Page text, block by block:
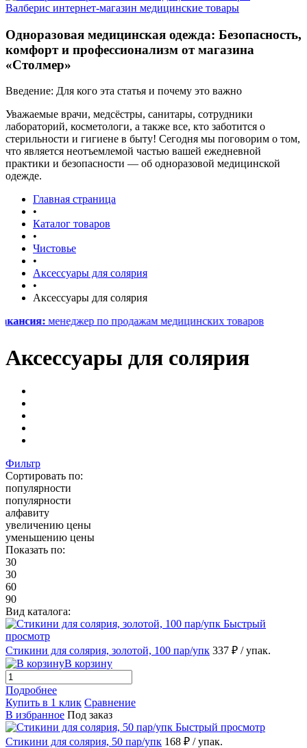
Валберис интернет-магазин медицинские товары
Одноразовая медицинская одежда: Безопасность,
комфорт и профессионализм от магазина
«Столмер»
Введение: Для кого эта статья и почему это важно
Уважаемые врачи, медсёстры, санитары, сотрудники
лабораторий, косметологи, а также все, кто заботится о
стерильности и гигиене в быту! Сегодня мы поговорим о том,
что является неотъемлемой частью вашей ежедневной
практики и безопасности — об одноразовой медицинской
одежде.
Главная страница
•
Каталог товаров
•
Чистовье
•
Аксессуары для солярия
•
Аксессуары для солярия
менеджер по продажам медицинских товаров
Аксессуары для солярия
Фильтр
Сортировать по:
популярности
популярности
алфавиту
увеличению цены
уменьшению цены
Показать по:
30
30
60
90
Вид каталога:
Быстрый
просмотр
Стикини для солярия, золотой, 100 пар/упк 337 ₽ / упак.
В корзину
Подробнее
Купить в 1 клик Сравнение
В избранное Под заказ
Быстрый просмотр
Стикини для солярия, 50 пар/упк 168 ₽ / упак.